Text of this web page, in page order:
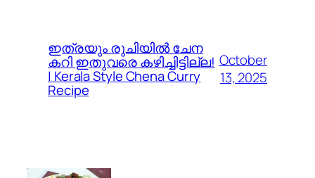
ഇത്രയും രുചിയിൽ ചേന
കറി ഇതുവരെ കഴിച്ചിട്ടില്ല!
| Kerala Style Chena Curry
Recipe
October
13, 2025